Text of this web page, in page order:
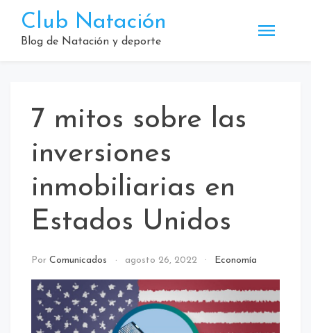
contenido
Club Natación
Blog de Natación y deporte
7 mitos sobre las
inversiones
inmobiliarias en
Estados Unidos
Por Comunicados agosto 26, 2022 Economía